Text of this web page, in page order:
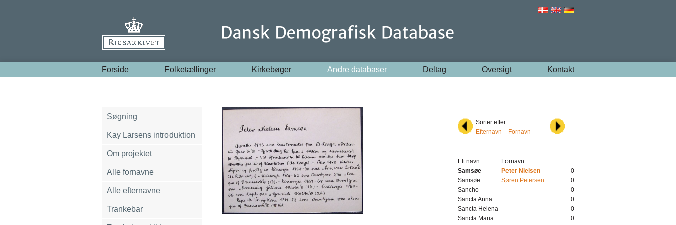
Forside Folketællinger Kirkebøger Andre databaser Deltag Oversigt Kontakt
Søgning
Kay Larsens introduktion
Om projektet
Alle fornavne
Alle efternavne
Trankebar
Sorter efter
Efternavn
Fornavn
Eft.navn
Fornavn
Samsøe
Peter Nielsen
0
Samsøe
Søren Petersen
0
Sancho
0
Sancta Anna
0
Sancta Helena
0
Sancta Maria
0